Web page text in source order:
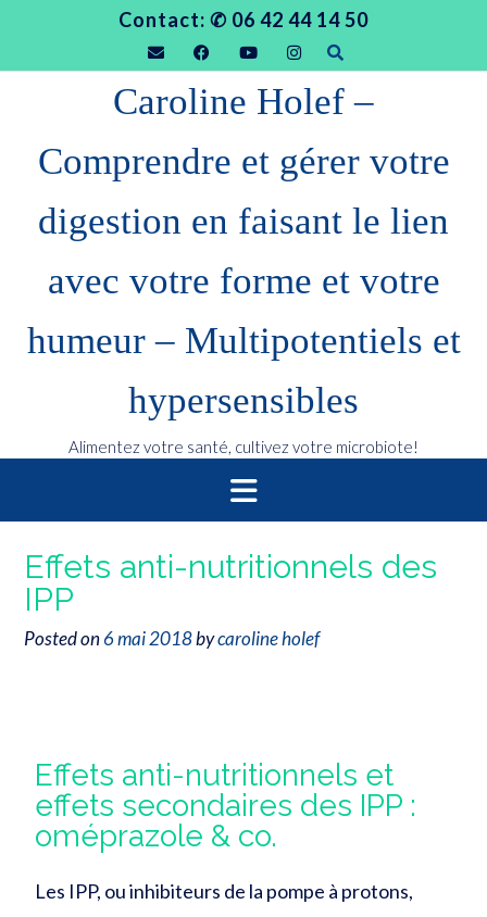
Contact: ✆ 06 42 44 14 50
Caroline Holef –
Comprendre et gérer votre
digestion en faisant le lien
avec votre forme et votre
humeur – Multipotentiels et
hypersensibles
Alimentez votre santé, cultivez votre microbiote!
Effets anti-nutritionnels des
IPP
Posted on6 mai 2018bycaroline holef
Effets anti-nutritionnels et
effets secondaires des IPP :
oméprazole & co.
Les IPP, ou inhibiteurs de la pompe à protons,